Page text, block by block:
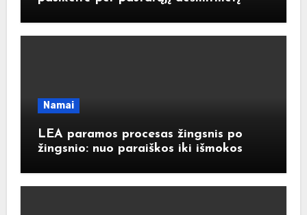
Namai
LEA paramos procesas žingsnis po
žingsnio: nuo paraiškos iki išmokos